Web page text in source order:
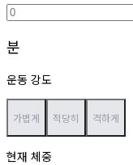
분
운동 강도
가볍게 적당히 격하게
현재 체중